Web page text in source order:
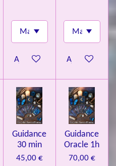
Ajouter au panierAjouter au
Guidance
30 min
45,00 €
Guidance
Oracle 1h
70,00 €